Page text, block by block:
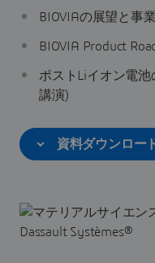
BIOVIAの展望と事
BIOVIA Product
ポストLiイオン電
講演)
資料ダウンロー